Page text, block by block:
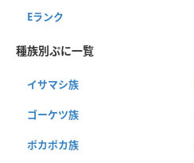
Eランク
種族別ぷに一覧
イサマシ族
ゴーケツ族
ポカポカ族